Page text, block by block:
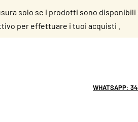
solo se i prodotti sono
per effettuare i tuoi acquisti .
WHATSAPP: